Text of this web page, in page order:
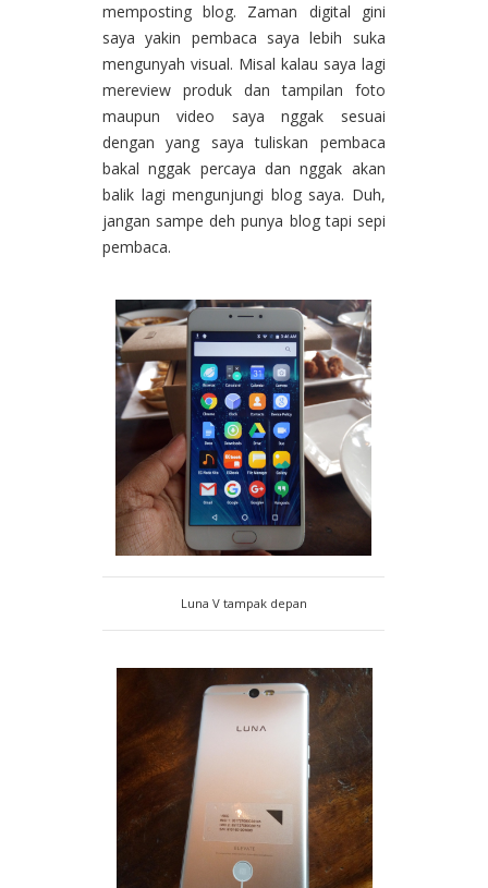
memposting blog. Zaman digital gini
saya yakin pembaca saya lebih suka
mengunyah visual. Misal kalau saya lagi
mereview produk dan tampilan foto
maupun video saya nggak sesuai
dengan yang saya tuliskan pembaca
bakal nggak percaya dan nggak akan
balik lagi mengunjungi blog saya. Duh,
jangan sampe deh punya blog tapi sepi
pembaca.
Luna V tampak depan